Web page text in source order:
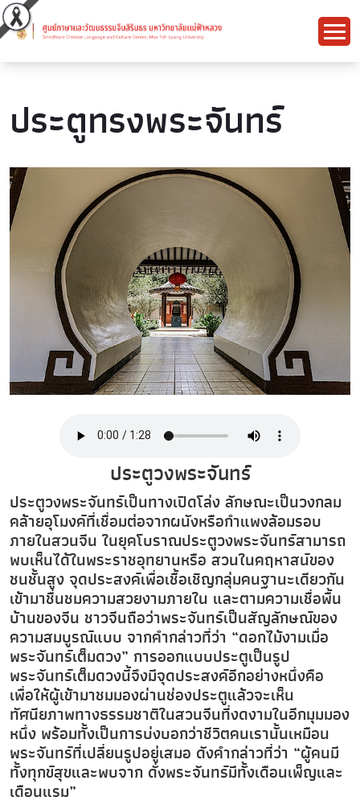
ประตูทรงพระจันทร์
ประตูวงพระจันทร์
ประตูวงพระจันทร์เป็นทางเปิดโล่ง ลักษณะเป็นวงกลม
คล้ายอุโมงค์ที่เชื่อมต่อจากผนังหรือกำแพงล้อมรอบ
ภายในสวนจีน ในยุคโบราณประตูวงพระจันทร์สามารถ
พบเห็นได้ในพระราชอุทยานหรือ สวนในคฤหาสน์ของ
ชนชั้นสูง จุดประสงค์เพื่อเชื้อเชิญกลุ่มคนฐานะเดียวกัน
เข้ามาชื่นชมความสวยงามภายใน และตามความเชื่อพื้น
บ้านของจีน ชาวจีนถือว่าพระจันทร์เป็นสัญลักษณ์ของ
ความสมบูรณ์แบบ จากคำกล่าวที่ว่า “ดอกไม้งามเมื่อ
พระจันทร์เต็มดวง” การออกแบบประตูเป็นรูป
พระจันทร์เต็มดวงนี้จึงมีจุดประสงค์อีกอย่างหนึ่งคือ
เพื่อให้ผู้เข้ามาชมมองผ่านช่องประตูแล้วจะเห็น
ทัศนียภาพทางธรรมชาติในสวนจีนที่งดงามในอีกมุมมอง
หนึ่ง พร้อมทั้งเป็นการบ่งบอกว่าชีวิตคนเรานั้นเหมือน
พระจันทร์ที่เปลี่ยนรูปอยู่เสมอ ดังคำกล่าวที่ว่า “ผู้คนมี
ทั้งทุกข์สุขและพบจาก ดั่งพระจันทร์มีทั้งเดือนเพ็ญและ
เดือนแรม”